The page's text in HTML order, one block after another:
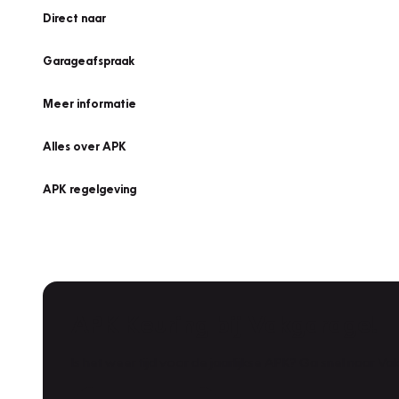
Direct naar
Garageafspraak
Meer informatie
Alles over APK
APK regelgeving